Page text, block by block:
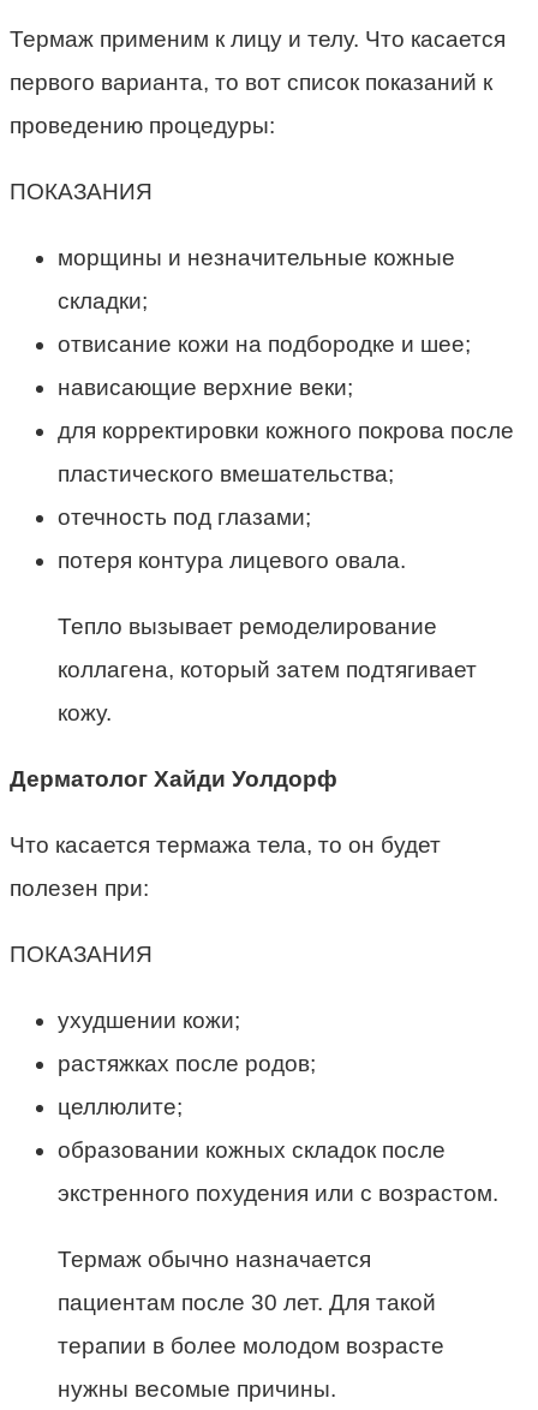
Термаж применим к лицу и телу. Что касается
первого варианта, то вот список показаний к
проведению процедуры:
ПОКАЗАНИЯ
морщины и незначительные кожные
складки;
отвисание кожи на подбородке и шее;
нависающие верхние веки;
для корректировки кожного покрова после
пластического вмешательства;
отечность под глазами;
потеря контура лицевого овала.
Тепло вызывает ремоделирование
коллагена, который затем подтягивает
кожу.
Дерматолог Хайди Уолдорф
Что касается термажа тела, то он будет
полезен при:
ПОКАЗАНИЯ
ухудшении кожи;
растяжках после родов;
целлюлите;
образовании кожных складок после
экстренного похудения или с возрастом.
Термаж обычно назначается
пациентам после 30 лет. Для такой
терапии в более молодом возрасте
нужны весомые причины.